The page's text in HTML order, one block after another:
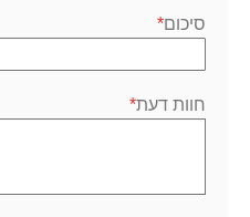
סיכום
חוות דעת